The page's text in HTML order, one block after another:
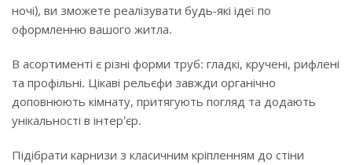
ночі), ви зможете реалізувати будь-які ідеї по
оформленню вашого житла.
В асортименті є різні форми труб: гладкі, кручені, рифлені
та профільні. Цікаві рельєфи завжди органічно
доповнюють кімнату, притягують погляд та додають
унікальності в інтер'єр.
Підібрати карнизи з класичним кріпленням до стіни